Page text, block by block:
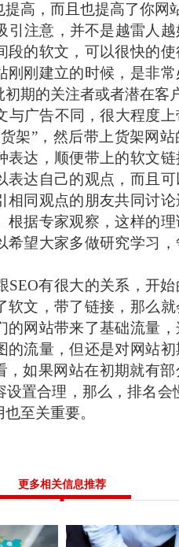
提高，而且也提高了你网
引注意，并不是越雷人
段的软文，可以很快的
刚刚建立的时候，是非
初期的关注者或者潜在客
与广告不同，很大程度
架”，然后带上货架网
表达，顺便带上的软文
表达自己的观点，而且
相同观点的朋友共同讨
根据专家观察，这样的
希望大家多做研究学习
SEO有很大的关系，开
软文，带了链接，那么
的网站带来了基础流量
的流量，但还是对网站
，如果网站在初期就有
设置合理，那么，排名会
至关重要。
更多相关信息推荐